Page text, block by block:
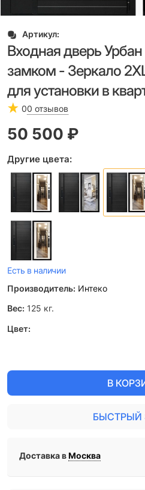
Артикул:
Входная дверь
замком - Зеркало
для установки в
00 отзывов
50 500 ₽
Другие цвета:
Есть в наличии
Производитель: Интеко
Вес: 125 кг.
Цвет:
В
БЫСТРЫЙ
Доставка вМосква